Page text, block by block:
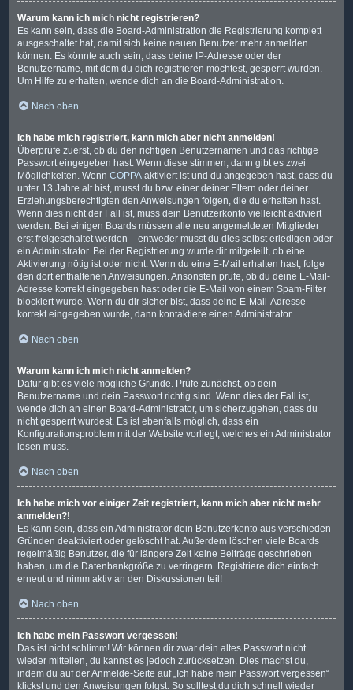
Warum kann ich mich nicht registrieren?
Es kann sein, dass die Board-Administration die Registrierung komplett
ausgeschaltet hat, damit sich keine neuen Benutzer mehr anmelden
können. Es könnte auch sein, dass deine IP-Adresse oder der
Benutzername, mit dem du dich registrieren möchtest, gesperrt wurden.
Um Hilfe zu erhalten, wende dich an die Board-Administration.
Nach oben
Ich habe mich registriert, kann mich aber nicht anmelden!
Überprüfe zuerst, ob du den richtigen Benutzernamen und das richtige
Passwort eingegeben hast. Wenn diese stimmen, dann gibt es zwei
Möglichkeiten. Wenn COPPA aktiviert ist und du angegeben hast, dass du
unter 13 Jahre alt bist, musst du bzw. einer deiner Eltern oder deiner
Erziehungsberechtigten den Anweisungen folgen, die du erhalten hast.
Wenn dies nicht der Fall ist, muss dein Benutzerkonto vielleicht aktiviert
werden. Bei einigen Boards müssen alle neu angemeldeten Mitglieder
erst freigeschaltet werden – entweder musst du dies selbst erledigen oder
ein Administrator. Bei der Registrierung wurde dir mitgeteilt, ob eine
Aktivierung nötig ist oder nicht. Wenn du eine E-Mail erhalten hast, folge
den dort enthaltenen Anweisungen. Ansonsten prüfe, ob du deine E-Mail-
Adresse korrekt eingegeben hast oder die E-Mail von einem Spam-Filter
blockiert wurde. Wenn du dir sicher bist, dass deine E-Mail-Adresse
korrekt eingegeben wurde, dann kontaktiere einen Administrator.
Nach oben
Warum kann ich mich nicht anmelden?
Dafür gibt es viele mögliche Gründe. Prüfe zunächst, ob dein
Benutzername und dein Passwort richtig sind. Wenn dies der Fall ist,
wende dich an einen Board-Administrator, um sicherzugehen, dass du
nicht gesperrt wurdest. Es ist ebenfalls möglich, dass ein
Konfigurationsproblem mit der Website vorliegt, welches ein Administrator
lösen muss.
Nach oben
Ich habe mich vor einiger Zeit registriert, kann mich aber nicht mehr
anmelden?!
Es kann sein, dass ein Administrator dein Benutzerkonto aus verschieden
Gründen deaktiviert oder gelöscht hat. Außerdem löschen viele Boards
regelmäßig Benutzer, die für längere Zeit keine Beiträge geschrieben
haben, um die Datenbankgröße zu verringern. Registriere dich einfach
erneut und nimm aktiv an den Diskussionen teil!
Nach oben
Ich habe mein Passwort vergessen!
Das ist nicht schlimm! Wir können dir zwar dein altes Passwort nicht
wieder mitteilen, du kannst es jedoch zurücksetzen. Dies machst du,
indem du auf der Anmelde-Seite auf „Ich habe mein Passwort vergessen“
klickst und den Anweisungen folgst. So solltest du dich schnell wieder